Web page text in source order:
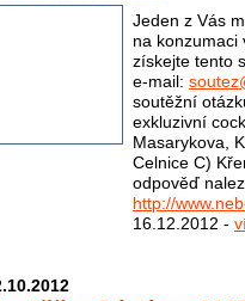
Jeden z Vás
na konzumaci
získejte tento
e-mail:
soutěžní
exkluzivní
Masarykova,
Celnice C)
odpověď
http://
16.12.2012 -